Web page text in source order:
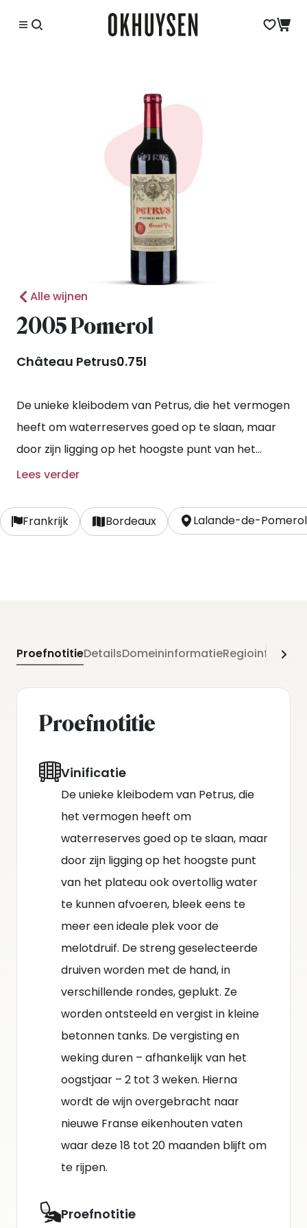
Alle wijnen
2005 Pomerol
Château Petrus0.75l
De unieke kleibodem van Petrus, die het vermogen
heeft om waterreserves goed op te slaan, maar
door zijn ligging op het hoogste punt van het
plateau ook overtollig water te kunnen afvoeren,
melotdruif. De streng geselecteerde druiven
worden met de hand, in verschillende rondes,
Franse eikenhouten vaten waar deze 18 tot 20
maanden blijft om te rijpen.
Lees verder
Frankrijk Bordeaux Lalande-de-
ProefnotitieDetailsDomeininformatie
Proefnotitie
Vinificatie
De unieke kleibodem van Petrus, die
het vermogen heeft om
waterreserves goed op te slaan, maar
door zijn ligging op het hoogste punt
van het plateau ook overtollig water
te kunnen afvoeren, bleek eens te
meer een ideale plek voor de
melotdruif. De streng geselecteerde
druiven worden met de hand, in
verschillende rondes, geplukt. Ze
worden ontsteeld en vergist in kleine
betonnen tanks. De vergisting en
weking duren – afhankelijk van het
oogstjaar – 2 tot 3 weken. Hierna
wordt de wijn overgebracht naar
nieuwe Franse eikenhouten vaten
waar deze 18 tot 20 maanden blijft om
te rijpen.
Proefnotitie